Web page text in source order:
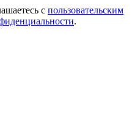
с пользовательским
.